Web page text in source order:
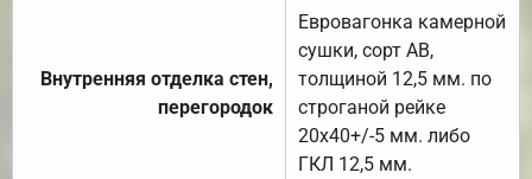
Внутренняя отделка стен,
перегородок
Евровагонка камерной
сушки, сорт АВ,
толщиной 12,5 мм. по
строганой рейке
20х40+/-5 мм. либо
ГКЛ 12,5 мм.